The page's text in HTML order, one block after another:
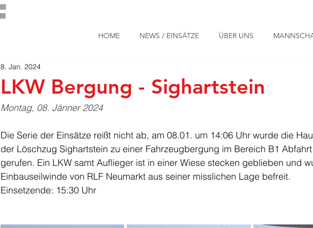
HOME NEWS / EINSÄTZE ÜBER UNS
LKW Bergung - Sighartstein
8. Jan. 2024
Montag, 08. Jänner 2024
Die Serie der Einsätze reißt nicht ab, am 08.01. um 14:06 Uhr wurde die
der Löschzug Sighartstein zu einer Fahrzeugbergung im Bereich B1
gerufen. Ein LKW samt Auflieger ist in einer Wiese stecken geblieben und
Einbauseilwinde von RLF Neumarkt aus seiner misslichen Lage befreit.
Einsetzende: 15:30 Uhr